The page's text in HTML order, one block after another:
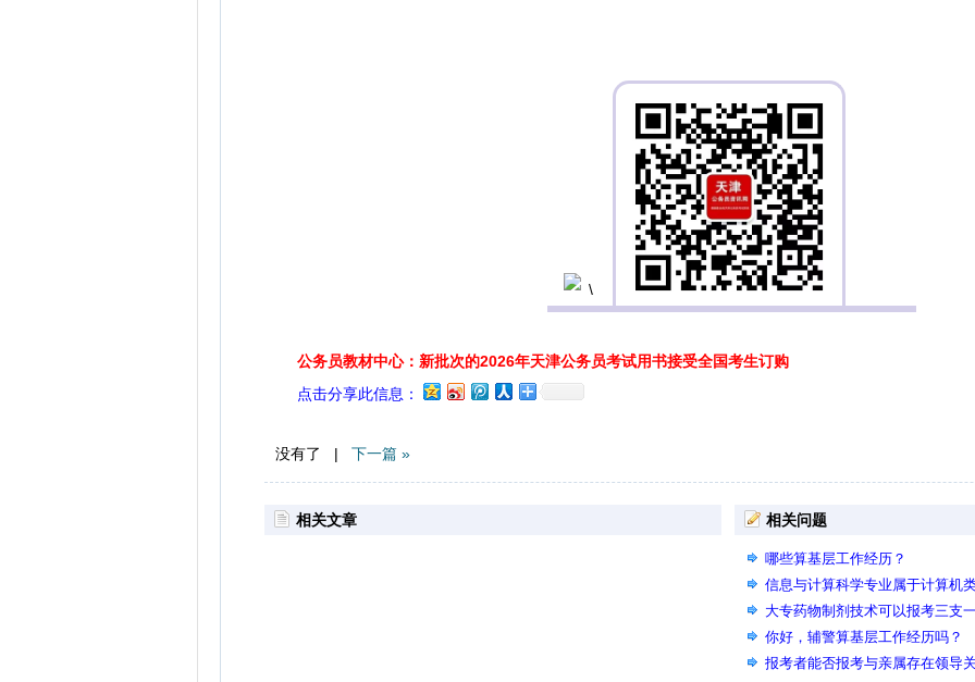
公务员教材中心：新批次的2026年天津公务员考试用书接受全国考生订购
点击分享此信息：
没有了 | 下一篇 »
相关文章 相关问题
哪些算基层工作经历？
信息与计算科学专业属于计算机
大专药物制剂技术可以报考三支
你好，辅警算基层工作经历吗？
报考者能否报考与亲属存在领导